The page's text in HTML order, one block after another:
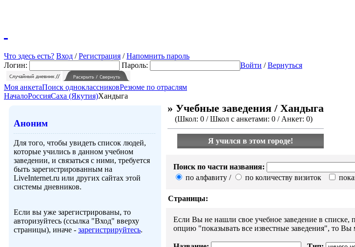
Что здесь есть? Вход /Регистрация /Напомнить пароль
Логин:
Пароль: Войти /Вернуться
Моя анкетаПоиск одноклассниковРезюме по отраслям
НачалоРоссияСаха (Якутия)Хандыга
Аноним
Для того, чтобы увидеть список людей,
которые учились в данном учебном
заведении, и связаться с ними, требуется
быть зарегистрированным на
LiveInternet.ru или других сайтах этой
системы дневников.
Если вы уже зарегистрированы, то
авторизуйтесь (ссылка "Вход" вверху
страницы), иначе - зарегистрируйтесь.
» Учебные заведения / Хандыга
(Школ: 0 / Школ с анкетами: 0 / Анкет: 0)
Я учился в этом городе!
Поиск по части названия:
по алфавиту /
по количеству визиток
Страницы:
Если Вы не нашли свое учебное заведение в списке,
опцию "показывать все известные заведения", то